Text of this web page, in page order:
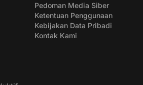
Pedoman Media Siber
Ketentuan Penggunaan
Kebijakan Data Pribadi
Kontak Kami